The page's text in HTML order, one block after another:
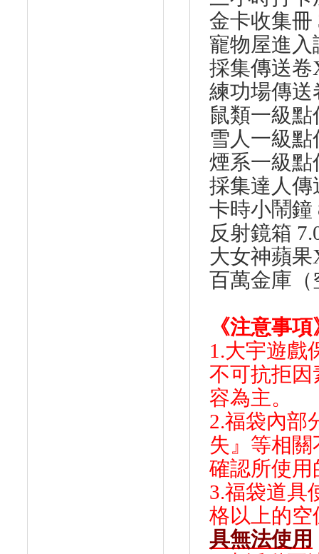
金卡收集冊
寵物屋進入
採集傳送卷
練功場傳送
鼠類一級點
雪人一級點
煙系一級點
採集達人傳
卡時小鬧鐘
反射鏡箱
大女神蘋果
百萬金庫（
《注意事項
1.大宇遊戲
不可抗拒
容為主。
2.福袋內部
失』等相
確認所使
3.福袋道具
格以上的空
具無法使用